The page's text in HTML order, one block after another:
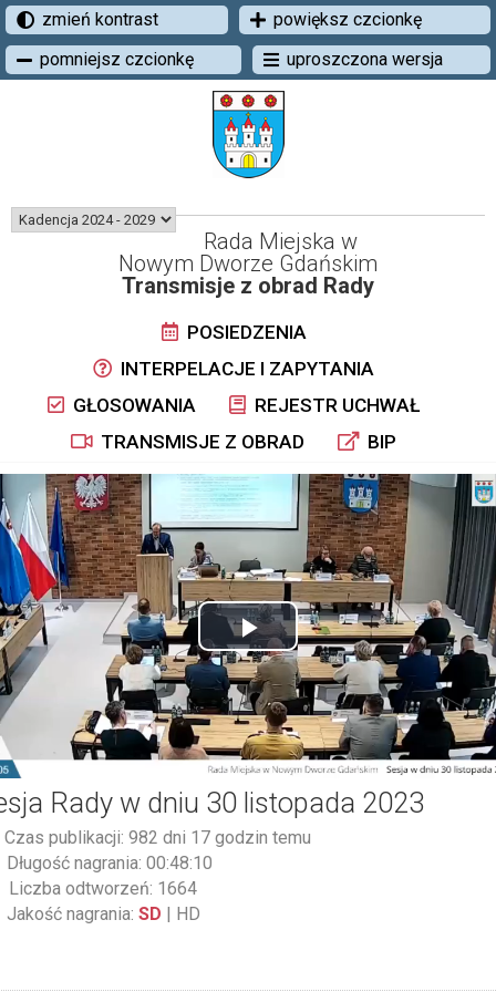
zmień kontrast
powiększ czcionkę
pomniejsz czcionkę
uproszczona wersja
Rada Miejska w
Nowym Dworze Gdańskim
Transmisje z obrad Rady
POSIEDZENIA
INTERPELACJE I ZAPYTANIA
GŁOSOWANIA
REJESTR UCHWAŁ
TRANSMISJE Z OBRAD
BIP
Play
Video
Rady w dniu 30 listopada 2023
Czas publikacji: 982 dni 17 godzin temu
Długość nagrania: 00:48:10
Liczba odtworzeń: 1664
Jakość nagrania: SD | HD